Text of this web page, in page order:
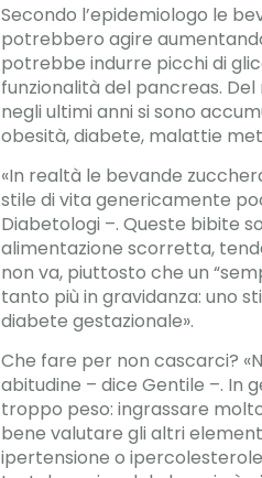
Secondo l’epidemiologo le
potrebbero agire
potrebbe indurre picchi di
funzionalità del pancreas.
negli ultimi anni si sono
obesità, diabete, malattie
«In realtà le bevande
stile di vita genericamente
Diabetologi –. Queste bibite
alimentazione scorretta,
non va, piuttosto che un
tanto più in gravidanza: uno
diabete gestazionale».
Che fare per non cascarci?
abitudine – dice Gentile –. In
troppo peso: ingrassare
bene valutare gli altri
ipertensione o